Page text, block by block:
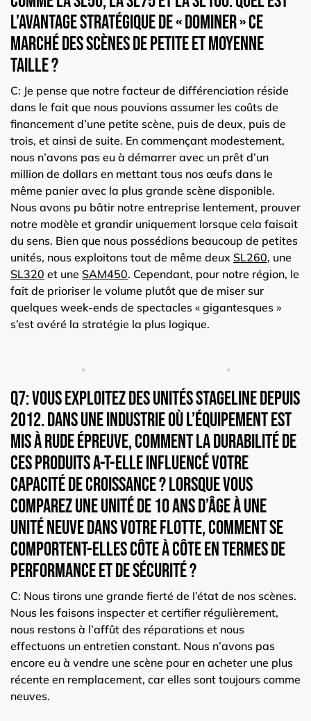
l’avantage stratégique de « dominer » ce
marché des scènes de petite et moyenne
taille ?
C: Je pense que notre facteur de différenciation réside
dans le fait que nous pouvions assumer les coûts de
financement d’une petite scène, puis de deux, puis de
trois, et ainsi de suite. En commençant modestement,
nous n’avons pas eu à démarrer avec un prêt d’un
million de dollars en mettant tous nos œufs dans le
même panier avec la plus grande scène disponible.
Nous avons pu bâtir notre entreprise lentement, prouver
notre modèle et grandir uniquement lorsque cela faisait
du sens. Bien que nous possédions beaucoup de petites
unités, nous exploitons tout de même deux SL260, une
SL320 et une SAM450. Cependant, pour notre région, le
fait de prioriser le volume plutôt que de miser sur
quelques week-ends de spectacles « gigantesques »
s’est avéré la stratégie la plus logique.
Q7: Vous exploitez des unités Stageline depuis
2012. Dans une industrie où l’équipement est
mis à rude épreuve, comment la durabilité de
ces produits a-t-elle influencé votre
capacité de croissance ? Lorsque vous
comparez une unité de 10 ans d’âge à une
unité neuve dans votre flotte, comment se
comportent-elles côte à côte en termes de
performance et de sécurité ?
C: Nous tirons une grande fierté de l’état de nos scènes.
Nous les faisons inspecter et certifier régulièrement,
nous restons à l’affût des réparations et nous
effectuons un entretien constant. Nous n’avons pas
encore eu à vendre une scène pour en acheter une plus
récente en remplacement, car elles sont toujours comme
neuves.